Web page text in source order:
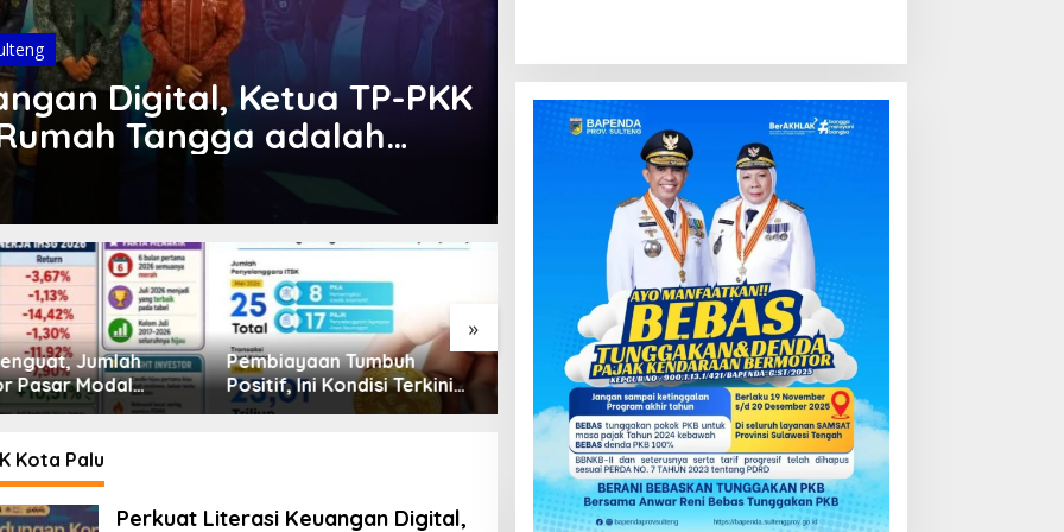
Digital, Ketua TP-PKK
Tangga adalah
»
Jumlah
Pasar Modal
30 Juta per Juli
Pembiayaan Tumbuh
Positif, Ini Kondisi Terkini
Sektor PVML hingga Juni
Kondisi Perkembangan
Sektor Asuransi,
Penjaminan dan Dana
Pensiun Juni 2026
Kredit Perbankan Tumbuh
12,67 Persen, Kualitas Aset
dan Ketahanan Modal
Tetap Kokoh Juni 2026
Kota Palu
Perkuat Literasi Keuangan Digital,